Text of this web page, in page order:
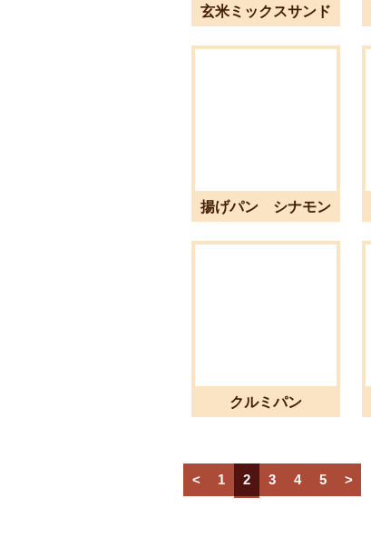
玄米ミックスサンド
揚げパン シナモン
クルミパン
< 1 2 3 4 5 >